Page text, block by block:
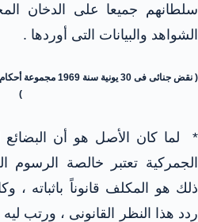
سلطانهم جميعا على الدخان
الشواهد والبيانات التى أوردها .
)
* لما كان الأصل هو أن البضائع
الجمركية تعتبر خالصة
ذلك هو المكلف قانوناً باثباته ،
ردد هذا النظر القانونى ، ورتب